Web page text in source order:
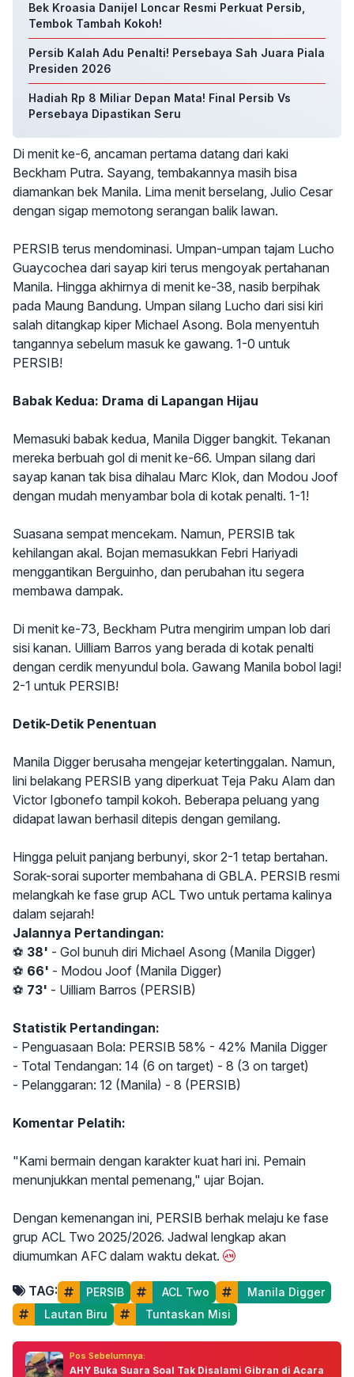
Bek Kroasia Danijel Loncar Resmi Perkuat Persib,
Tembok Tambah Kokoh!
Persib Kalah Adu Penalti! Persebaya Sah Juara Piala
Presiden 2026
Hadiah Rp 8 Miliar Depan Mata! Final Persib Vs
Persebaya Dipastikan Seru
Di menit ke-6, ancaman pertama datang dari kaki
Beckham Putra. Sayang, tembakannya masih bisa
diamankan bek Manila. Lima menit berselang, Julio Cesar
dengan sigap memotong serangan balik lawan.
PERSIB terus mendominasi. Umpan-umpan tajam Lucho
Guaycochea dari sayap kiri terus mengoyak pertahanan
Manila. Hingga akhirnya di menit ke-38, nasib berpihak
pada Maung Bandung. Umpan silang Lucho dari sisi kiri
salah ditangkap kiper Michael Asong. Bola menyentuh
tangannya sebelum masuk ke gawang. 1-0 untuk
PERSIB!
Babak Kedua: Drama di Lapangan Hijau
Memasuki babak kedua, Manila Digger bangkit. Tekanan
mereka berbuah gol di menit ke-66. Umpan silang dari
sayap kanan tak bisa dihalau Marc Klok, dan Modou Joof
dengan mudah menyambar bola di kotak penalti. 1-1!
Suasana sempat mencekam. Namun, PERSIB tak
kehilangan akal. Bojan memasukkan Febri Hariyadi
menggantikan Berguinho, dan perubahan itu segera
membawa dampak.
Di menit ke-73, Beckham Putra mengirim umpan lob dari
sisi kanan. Uilliam Barros yang berada di kotak penalti
dengan cerdik menyundul bola. Gawang Manila bobol lagi!
2-1 untuk PERSIB!
Detik-Detik Penentuan
Manila Digger berusaha mengejar ketertinggalan. Namun,
lini belakang PERSIB yang diperkuat Teja Paku Alam dan
Victor Igbonefo tampil kokoh. Beberapa peluang yang
didapat lawan berhasil ditepis dengan gemilang.
Hingga peluit panjang berbunyi, skor 2-1 tetap bertahan.
Sorak-sorai suporter membahana di GBLA. PERSIB resmi
melangkah ke fase grup ACL Two untuk pertama kalinya
dalam sejarah!
Jalannya Pertandingan:
⚽ 38' - Gol bunuh diri Michael Asong (Manila Digger)
⚽ 66' - Modou Joof (Manila Digger)
⚽ 73' - Uilliam Barros (PERSIB)
Statistik Pertandingan:
- Penguasaan Bola: PERSIB 58% - 42% Manila Digger
- Total Tendangan: 14 (6 on target) - 8 (3 on target)
- Pelanggaran: 12 (Manila) - 8 (PERSIB)
Komentar Pelatih:
"Kami bermain dengan karakter kuat hari ini. Pemain
menunjukkan mental pemenang," ujar Bojan.
Dengan kemenangan ini, PERSIB berhak melaju ke fase
grup ACL Two 2025/2026. Jadwal lengkap akan
diumumkan AFC dalam waktu dekat.
TAG: PERSIB ACL Two
Manila Digger
Lautan Biru
Tuntaskan Misi
Pos Sebelumnya:
AHY Buka Suara Soal Tak Disalami Gibran di Acara